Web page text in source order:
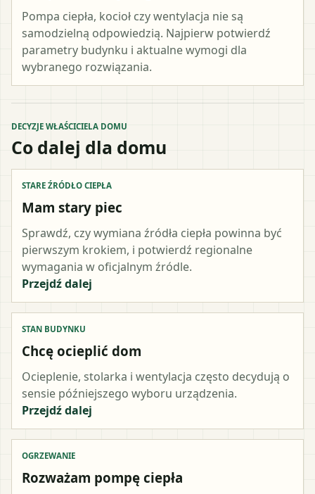
Pompa ciepła, kocioł czy wentylacja nie są
samodzielną odpowiedzią. Najpierw potwierdź
parametry budynku i aktualne wymogi dla
wybranego rozwiązania.
DECYZJE WŁAŚCICIELA DOMU
Co dalej dla domu
STARE ŹRÓDŁO CIEPŁA
Mam stary piec
Sprawdź, czy wymiana źródła ciepła powinna być
pierwszym krokiem, i potwierdź regionalne
wymagania w oficjalnym źródle.
Przejdź dalej
STAN BUDYNKU
Chcę ocieplić dom
Ocieplenie, stolarka i wentylacja często decydują o
sensie późniejszego wyboru urządzenia.
Przejdź dalej
OGRZEWANIE
Rozważam pompę ciepła